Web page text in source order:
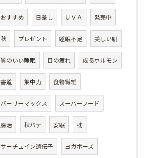
おすすめ 日差し ＵＶＡ 発売中
秋 プレゼント 睡眠不足 美しい肌
質のいい睡眠 目の疲れ 成長ホルモン
書道 集中力 食物繊維
バーリーマックス スーパーフード
腸活 秋バテ 安眠 枕
サーチュイン遺伝子 ヨガポーズ